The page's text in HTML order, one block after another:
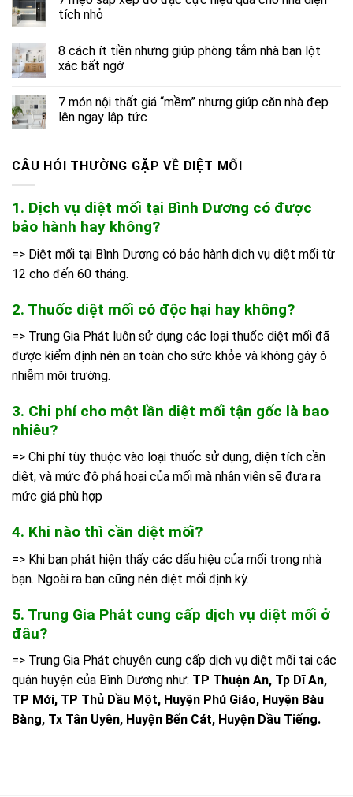
tích nhỏ
8 cách ít tiền nhưng giúp phòng tắm nhà bạn lột
xác bất ngờ
7 món nội thất giá “mềm” nhưng giúp căn nhà đẹp
lên ngay lập tức
CÂU HỎI THƯỜNG GẶP VỀ DIỆT MỐI
1. Dịch vụ diệt mối tại Bình Dương có được
bảo hành hay không?
=> Diệt mối tại Bình Dương có bảo hành dịch vụ diệt mối từ
12 cho đến 60 tháng.
2. Thuốc diệt mối có độc hại hay không?
=> Trung Gia Phát luôn sử dụng các loại thuốc diệt mối đã
được kiểm định nên an toàn cho sức khỏe và không gây ô
nhiễm môi trường.
3. Chi phí cho một lần diệt mối tận gốc là bao
nhiêu?
=> Chi phí tùy thuộc vào loại thuốc sử dụng, diện tích cần
diệt, và mức độ phá hoại của mối mà nhân viên sẽ đưa ra
mức giá phù hợp
4. Khi nào thì cần diệt mối?
=> Khi bạn phát hiện thấy các dấu hiệu của mối trong nhà
bạn. Ngoài ra bạn cũng nên diệt mối định kỳ.
5. Trung Gia Phát cung cấp dịch vụ diệt mối ở
đâu?
=> Trung Gia Phát chuyên cung cấp dịch vụ diệt mối tại các
quận huyện của Bình Dương như: TP Thuận An, Tp Dĩ An,
TP Mới, TP Thủ Dầu Một, Huyện Phú Giáo, Huyện Bàu
Bàng, Tx Tân Uyên, Huyện Bến Cát, Huyện Dầu Tiếng.